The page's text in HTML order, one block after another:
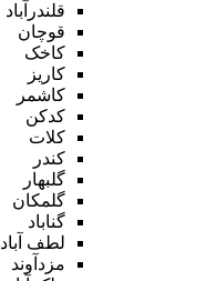
قلندرآباد
قوچان
کاخک
کاریز
کاشمر
کدکن
کلات
کندر
گلبهار
گلمکان
گناباد
لطف آباد
مزدآوند